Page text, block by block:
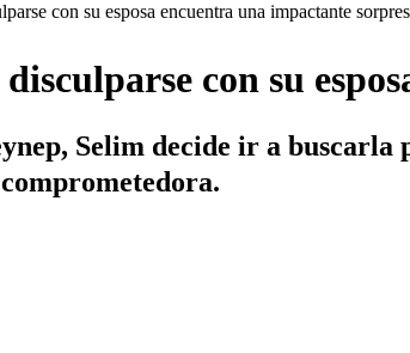
con su esposa encuentra una impactante
con su
Selim decide ir a